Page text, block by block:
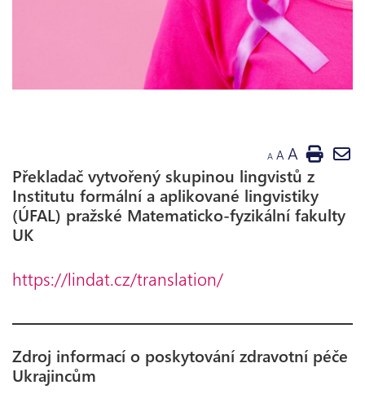
A A A
Překladač vytvořený skupinou lingvistů z
Institutu formální a aplikované lingvistiky
(ÚFAL) pražské Matematicko-fyzikální fakulty
UK
https://lindat.cz/translation/
Zdroj informací o poskytování zdravotní péče
Ukrajincům